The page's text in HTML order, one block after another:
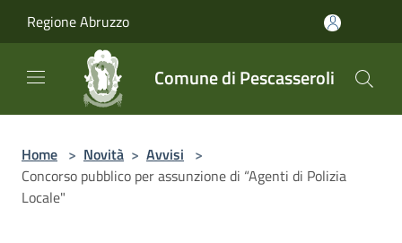
Regione Abruzzo
Comune di Pescasseroli
Home > Novità > Avvisi >
Concorso pubblico per assunzione di “Agenti di Polizia
Locale"